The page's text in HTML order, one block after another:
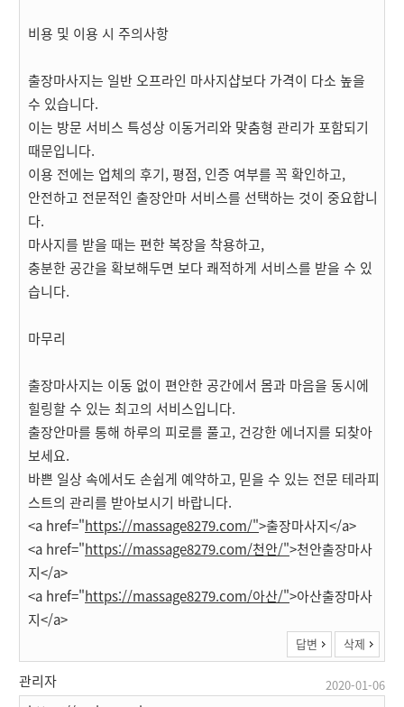
비용 및 이용 시 주의사항
출장마사지는 일반 오프라인 마사지샵보다 가격이 다소 높을
수 있습니다.
이는 방문 서비스 특성상 이동거리와 맞춤형 관리가 포함되기
때문입니다.
이용 전에는 업체의 후기, 평점, 인증 여부를 꼭 확인하고,
안전하고 전문적인 출장안마 서비스를 선택하는 것이 중요합니
다.
마사지를 받을 때는 편한 복장을 착용하고,
충분한 공간을 확보해두면 보다 쾌적하게 서비스를 받을 수 있
습니다.
마무리
출장마사지는 이동 없이 편안한 공간에서 몸과 마음을 동시에
힐링할 수 있는 최고의 서비스입니다.
출장안마를 통해 하루의 피로를 풀고, 건강한 에너지를 되찾아
보세요.
바쁜 일상 속에서도 손쉽게 예약하고, 믿을 수 있는 전문 테라피
스트의 관리를 받아보시기 바랍니다.
<a href="https://massage8279.com/">출장마사지</a>
<a href="https://massage8279.com/천안/">천안출장마사
지</a>
<a href="https://massage8279.com/아산/">아산출장마사
지</a>
답변 삭제
관리자 2020-01-06